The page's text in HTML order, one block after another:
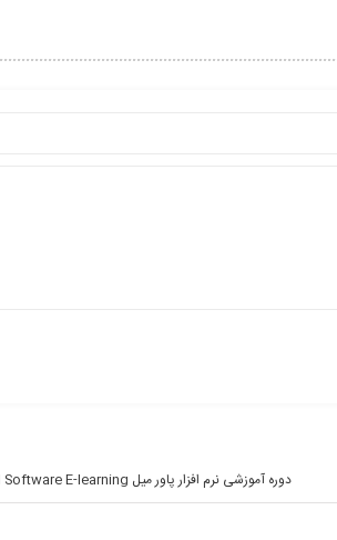
دوره آموزشی نرم افزار پاور میل Power Mill Software E-learning